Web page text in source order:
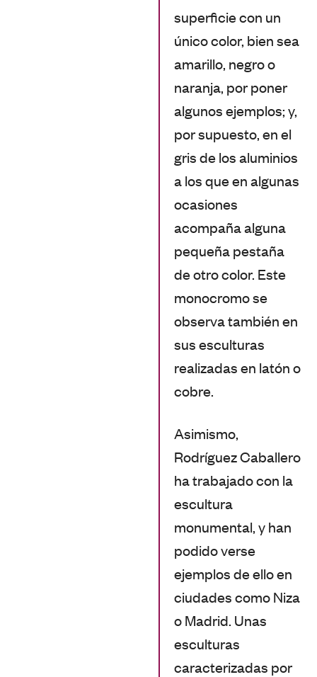
superficie con un
único color, bien sea
amarillo, negro o
naranja, por poner
algunos ejemplos; y,
por supuesto, en el
gris de los aluminios
a los que en algunas
ocasiones
acompaña alguna
pequeña pestaña
de otro color. Este
monocromo se
observa también en
sus esculturas
realizadas en latón o
cobre.
Asimismo,
Rodríguez Caballero
ha trabajado con la
escultura
monumental, y han
podido verse
ejemplos de ello en
ciudades como Niza
o Madrid. Unas
esculturas
caracterizadas por